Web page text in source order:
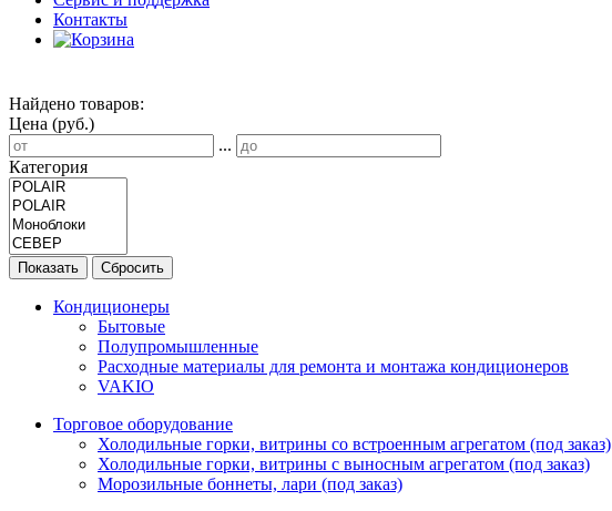
Контакты
Найдено товаров:
Цена (руб.)
...
Категория
Показать Сбросить
Кондиционеры
Бытовые
Полупромышленные
Расходные материалы для ремонта и монтажа кондиционеров
VAKIO
Торговое оборудование
Холодильные горки, витрины со встроенным агрегатом (под заказ)
Холодильные горки, витрины с выносным агрегатом (под заказ)
Морозильные боннеты, лари (под заказ)